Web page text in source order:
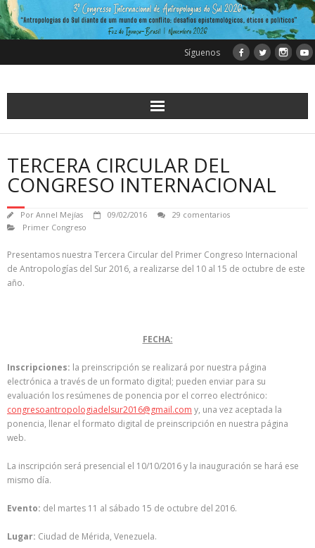
Saltar
al
contenido
Síguenos
TERCERA CIRCULAR DEL
CONGRESO INTERNACIONAL
Por Annel Mejías 09/02/2016
29 comentarios
Primer Congreso
Presentamos nuestra Tercera Circular del Primer Congreso Internacional
de Antropologías del Sur 2016, a realizarse del 10 al 15 de octubre de este
año.
FECHA:
Inscripciones: la preinscripción se realizará por nuestra página
electrónica a través de un formato digital; pueden enviar para su
evaluación los resúmenes de ponencia por el correo electrónico:
congresoantropologiadelsur2016@gmail.com y, una vez aceptada la
ponencia, llenar el formato digital de preinscripción en nuestra página
web.
La inscripción será presencial el 10/10/2016 y la inauguración se hará ese
mismo día.
Evento: del martes 11 al sábado 15 de octubre del 2016.
Lugar: Ciudad de Mérida, Venezuela.